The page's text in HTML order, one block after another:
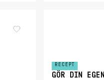
RECEPT
GÖR DIN EGEN